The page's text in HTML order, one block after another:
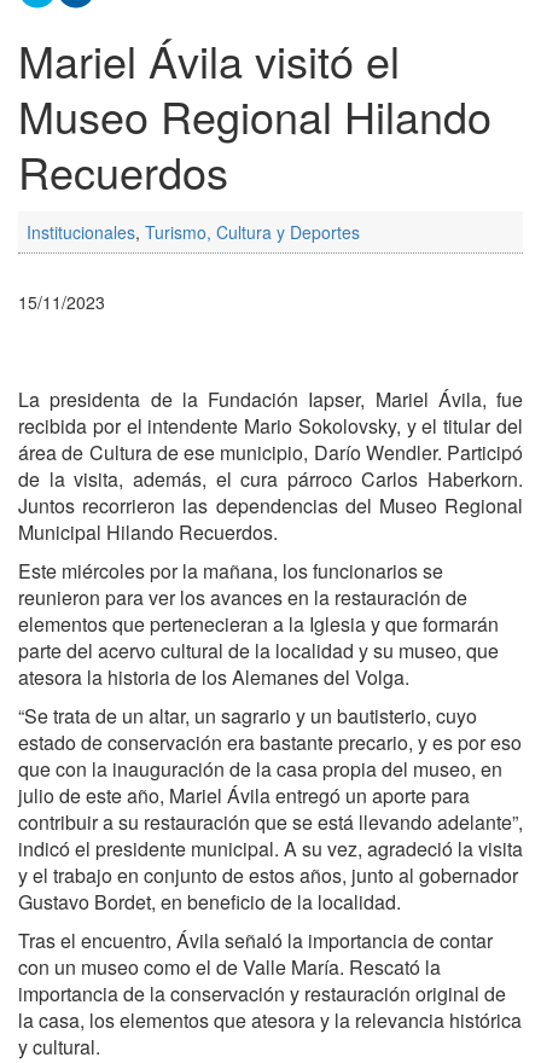
Mariel Ávila visitó el
Museo Regional Hilando
Recuerdos
Institucionales, Turismo, Cultura y Deportes
15/11/2023
La presidenta de la Fundación Iapser, Mariel Ávila, fue
recibida por el intendente Mario Sokolovsky, y el titular del
área de Cultura de ese municipio, Darío Wendler. Participó
de la visita, además, el cura párroco Carlos Haberkorn.
Juntos recorrieron las dependencias del Museo Regional
Municipal Hilando Recuerdos.
Este miércoles por la mañana, los funcionarios se
reunieron para ver los avances en la restauración de
elementos que pertenecieran a la Iglesia y que formarán
parte del acervo cultural de la localidad y su museo, que
atesora la historia de los Alemanes del Volga.
“Se trata de un altar, un sagrario y un bautisterio, cuyo
estado de conservación era bastante precario, y es por eso
que con la inauguración de la casa propia del museo, en
julio de este año, Mariel Ávila entregó un aporte para
contribuir a su restauración que se está llevando adelante”,
indicó el presidente municipal. A su vez, agradeció la visita
y el trabajo en conjunto de estos años, junto al gobernador
Gustavo Bordet, en beneficio de la localidad.
Tras el encuentro, Ávila señaló la importancia de contar
con un museo como el de Valle María. Rescató la
importancia de la conservación y restauración original de
la casa, los elementos que atesora y la relevancia histórica
y cultural.